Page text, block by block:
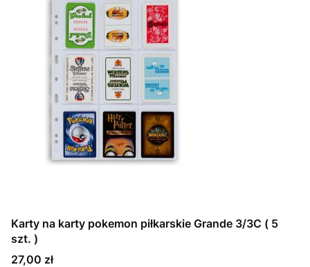
Karty na karty pokemon piłkarskie Grande 3/3C ( 5
szt. )
Cena
27,00 zł